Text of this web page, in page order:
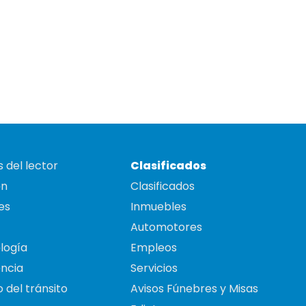
del lector
del tránsito
Clasificados
Clasificados
Inmuebles
Automotores
Empleos
Servicios
Avisos Fúnebres y Misas